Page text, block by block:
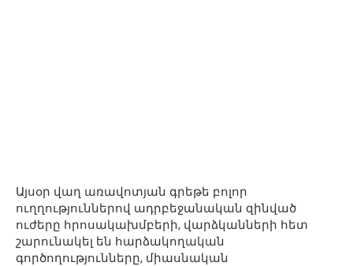
Այսօր վաղ առավոտյան գրեթե բոլոր
ուղղություններով ադրբեջանական զինված
ուժերը հրոսակախմբերի, վարձկանների հետ
շարունակել են հարձակողական
գործողությունները, միասնական